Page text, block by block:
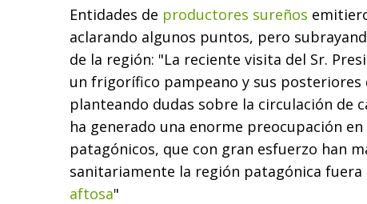
Entidades de productores sureños
aclarando algunos puntos, pero
de la región: "La reciente visita del Sr.
un frigorífico pampeano y sus posteriores
planteando dudas sobre la circulación de
ha generado una enorme preocupación
patagónicos, que con gran esfuerzo han
sanitariamente la región patagónica fuera
aftosa"